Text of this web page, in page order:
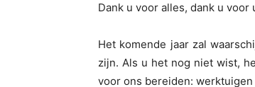
Dank u voor alles, dank u voor
Het komende jaar zal
zijn. Als u het nog niet wist,
voor ons bereiden: